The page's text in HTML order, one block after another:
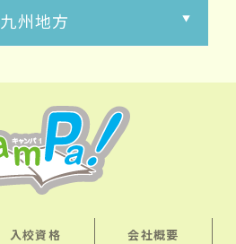
九州地方
入校資格 会社概要